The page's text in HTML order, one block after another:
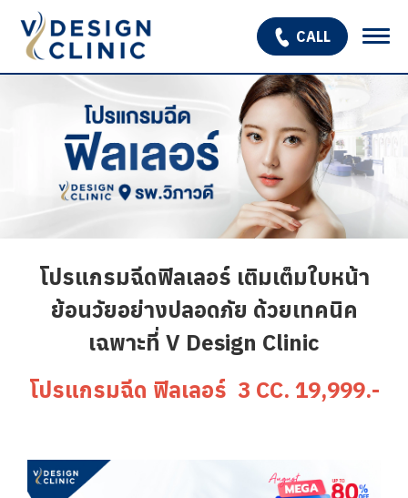
เกี่ยวกับเรา
OPEN SUBMENU
โปรแกรมรักษาหลุมสิว
รักษาผมร่วง ผมบาง
โปรโมชั่น
บทความ
ติดต่อเรา
CALL
โปรแกรมฉีดฟิลเลอร์ เติมเต็มใบหน้า
ย้อนวัยอย่างปลอดภัย ด้วยเทคนิค
เฉพาะที่ V Design Clinic
โปรแกรมฉีด ฟิลเลอร์ 3 CC. 19,999.-